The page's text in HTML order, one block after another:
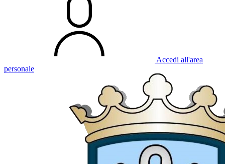
Accedi all'area
personale